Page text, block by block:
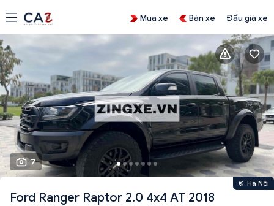
Mua xe Bán xe Đấu giá xe
7
Hà Nội
Ford Ranger Raptor 2.0 4x4 AT 2018